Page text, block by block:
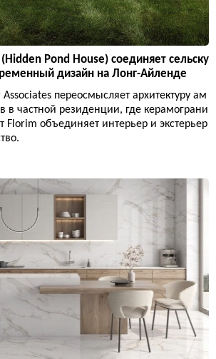
Pond House) соединяет сельску
дизайн на Лонг-Айленде
переосмысляет архитектуру ам
в частной резиденции, где керамограни
Florim объединяет интерьер и экстерьер